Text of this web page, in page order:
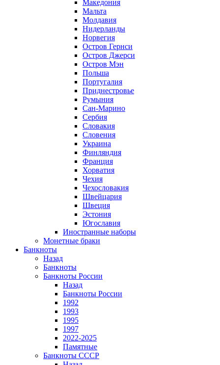
Македония
Мальта
Молдавия
Нидерланды
Норвегия
Остров Гернси
Остров Джерси
Остров Мэн
Польша
Португалия
Приднестровье
Румыния
Сан-Марино
Сербия
Словакия
Словения
Украина
Финляндия
Франция
Хорватия
Чехия
Чехословакия
Швейцария
Швеция
Эстония
Югославия
Иностранные наборы
Монетные браки
Банкноты
Назад
Банкноты
Банкноты России
Назад
Банкноты России
1992
1993
1995
1997
2022-2025
Памятные
Банкноты СССР